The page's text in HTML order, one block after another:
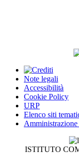
Note legali
Accessibilità
Cookie Policy
URP
Elenco siti
Amministrazione
ISTITUTO